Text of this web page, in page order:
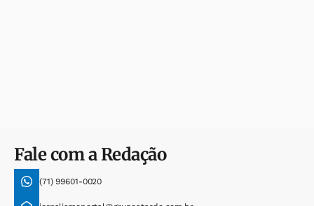
Fale com a Redação
(71) 99601-0020